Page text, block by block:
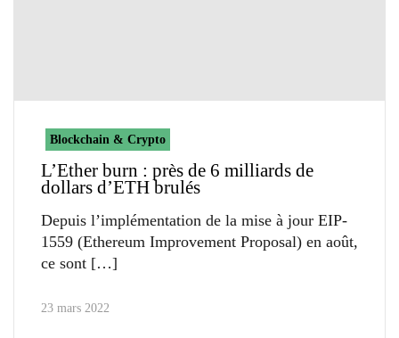
Blockchain & Crypto
L’Ether burn : près de 6 milliards de
dollars d’ETH brulés
Depuis l’implémentation de la mise à jour EIP-
1559 (Ethereum Improvement Proposal) en août,
ce sont
23 mars 2022